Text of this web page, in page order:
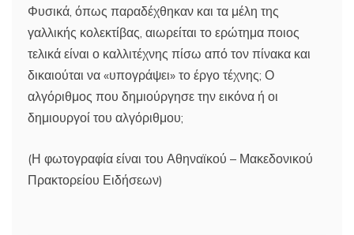
Φυσικά, όπως παραδέχθηκαν και τα μέλη της
γαλλικής κολεκτίβας, αιωρείται το ερώτημα ποιος
τελικά είναι ο καλλιτέχνης πίσω από τον πίνακα και
δικαιούται να «υπογράψει» το έργο τέχνης; Ο
αλγόριθμος που δημιούργησε την εικόνα ή οι
δημιουργοί του αλγόριθμου;
(Η φωτογραφία είναι του Αθηναϊκού – Μακεδονικού
Πρακτορείου Ειδήσεων)